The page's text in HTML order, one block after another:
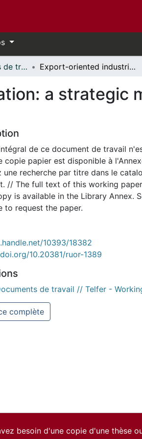
Telfer - Documents de travail // Telfer - Working Papers Export-oriented industrialization: a strategic management perspective
a strategic
de ce document de travail
copie papier est disponible à
une recherche par titre dans le
// The full text of this working
is available in the Library Annex.
to request the paper.
10393/18382
10.20381/ruor-1389
de travail // Telfer -
complète
besoin d'une copie d'une thèse